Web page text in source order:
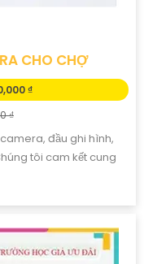
CHO CHỢ
₫
₫
đầu ghi hình,
tôi cam kết cung